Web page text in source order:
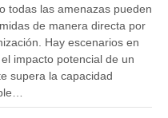
todas las amenazas pueden
de manera directa por
Hay escenarios en
impacto potencial de un
supera la capacidad